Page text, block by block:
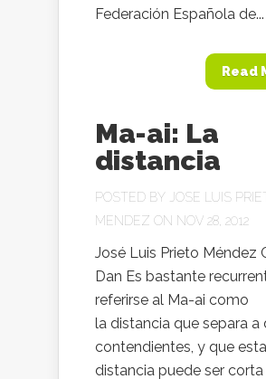
Federación Española de...
Read
Ma-ai: La
distancia
POSTED BY
JOSE LUIS
MENDEZ ON NOV 28, 2012
José Luis Prieto Méndez
Dan Es bastante
referirse al Ma-ai como
la distancia que separa a
contendientes, y que esta
distancia puede ser